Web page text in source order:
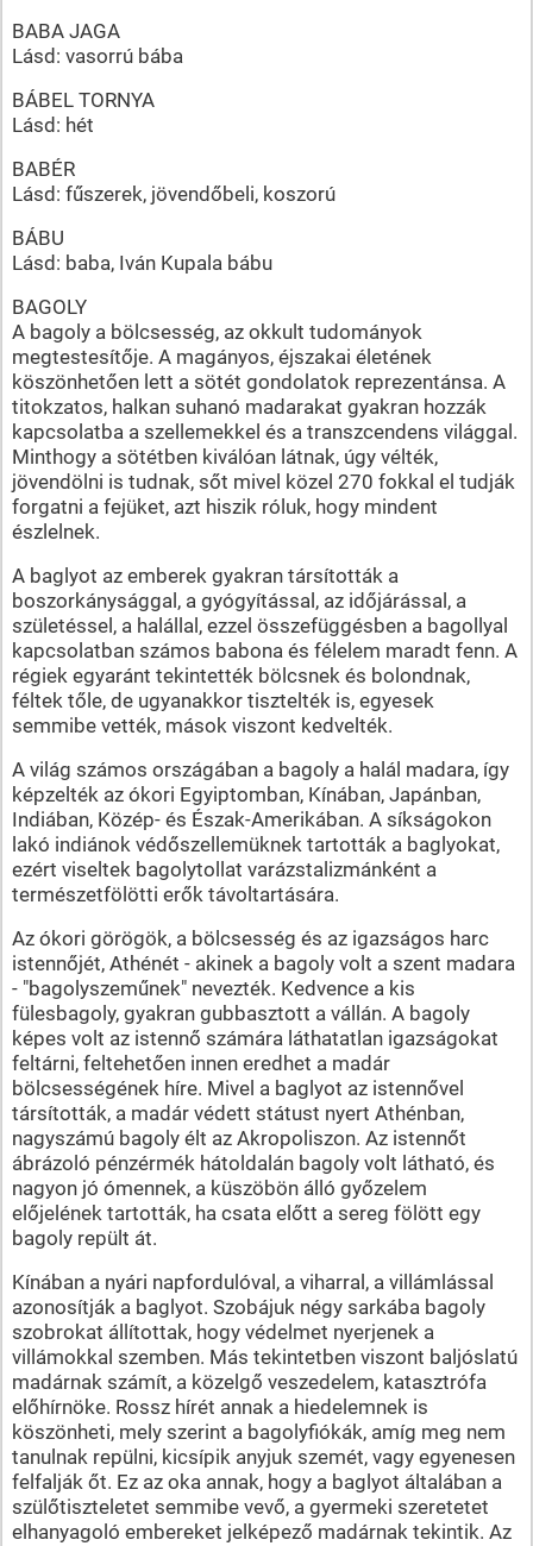
BABA JAGA
Lásd: vasorrú bába
BÁBEL TORNYA
Lásd: hét
BABÉR
Lásd: fűszerek, jövendőbeli, koszorú
BÁBU
Lásd: baba, Iván Kupala bábu
BAGOLY
A bagoly a bölcsesség, az okkult tudományok
megtestesítője. A magányos, éjszakai életének
köszönhetően lett a sötét gondolatok reprezentánsa. A
titokzatos, halkan suhanó madarakat gyakran hozzák
kapcsolatba a szellemekkel és a transzcendens világgal.
Minthogy a sötétben kiválóan látnak, úgy vélték,
jövendölni is tudnak, sőt mivel közel 270 fokkal el tudják
forgatni a fejüket, azt hiszik róluk, hogy mindent
észlelnek.
A baglyot az emberek gyakran társították a
boszorkánysággal, a gyógyítással, az időjárással, a
születéssel, a halállal, ezzel összefüggésben a bagollyal
kapcsolatban számos babona és félelem maradt fenn. A
régiek egyaránt tekintették bölcsnek és bolondnak,
féltek tőle, de ugyanakkor tisztelték is, egyesek
semmibe vették, mások viszont kedvelték.
A világ számos országában a bagoly a halál madara, így
képzelték az ókori Egyiptomban, Kínában, Japánban,
Indiában, Közép- és Észak-Amerikában. A síkságokon
lakó indiánok védőszellemüknek tartották a baglyokat,
ezért viseltek bagolytollat varázstalizmánként a
természetfölötti erők távoltartására.
Az ókori görögök, a bölcsesség és az igazságos harc
istennőjét, Athénét - akinek a bagoly volt a szent madara
- "bagolyszeműnek" nevezték. Kedvence a kis
fülesbagoly, gyakran gubbasztott a vállán. A bagoly
képes volt az istennő számára láthatatlan igazságokat
feltárni, feltehetően innen eredhet a madár
bölcsességének híre. Mivel a baglyot az istennővel
társították, a madár védett státust nyert Athénban,
nagyszámú bagoly élt az Akropoliszon. Az istennőt
ábrázoló pénzérmék hátoldalán bagoly volt látható, és
nagyon jó ómennek, a küszöbön álló győzelem
előjelének tartották, ha csata előtt a sereg fölött egy
bagoly repült át.
Kínában a nyári napfordulóval, a viharral, a villámlással
azonosítják a baglyot. Szobájuk négy sarkába bagoly
szobrokat állítottak, hogy védelmet nyerjenek a
villámokkal szemben. Más tekintetben viszont baljóslatú
madárnak számít, a közelgő veszedelem, katasztrófa
előhírnöke. Rossz hírét annak a hiedelemnek is
köszönheti, mely szerint a bagolyfiókák, amíg meg nem
tanulnak repülni, kicsípik anyjuk szemét, vagy egyenesen
felfalják őt. Ez az oka annak, hogy a baglyot általában a
szülőtiszteletet semmibe vevő, a gyermeki szeretetet
elhanyagoló embereket jelképező madárnak tekintik. Az